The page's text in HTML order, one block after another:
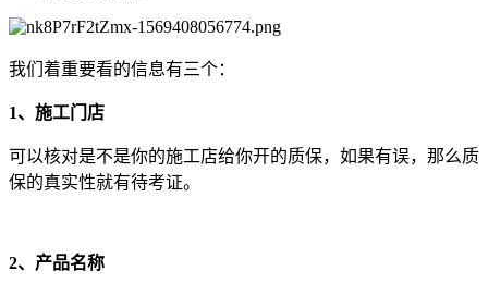
我们着重要看的信息有三个：
1、施工门店
可以核对是不是你的施工店给你开的质保，如果有误，那么质
保的真实性就有待考证。
2、产品名称